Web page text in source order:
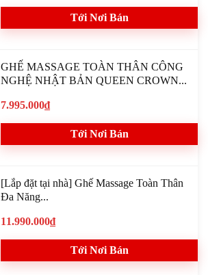
Tới Nơi Bán
GHẾ MASSAGE TOÀN THÂN CÔNG
NGHỆ NHẬT BẢN QUEEN CROWN...
7.995.000₫
Tới Nơi Bán
[Lắp đặt tại nhà] Ghế Massage Toàn Thân
Đa Năng...
11.990.000₫
Tới Nơi Bán